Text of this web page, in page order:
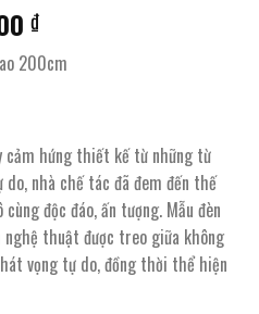
₫.
₫Giá
hiện
tại
200cm
cảm hứng thiết kế từ những từ
do, nhà chế tác đã đem đến thế
độc đáo, ấn tượng. Mẫu đèn
thuật được treo giữa không
vọng tự do, đồng thời thể hiện